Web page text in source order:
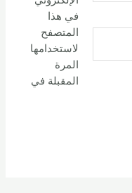
في هذا
المتصفح
لاستخدامها
المرة
المقبلة في